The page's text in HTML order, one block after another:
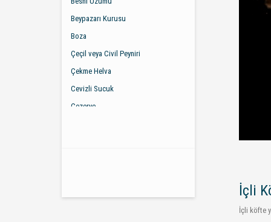
Beypazarı Kurusu
Boza
Çeçil veya Civil Peyniri
Çekme Helva
Cevizli Sucuk
Cezerye
İçli
İçli köfte